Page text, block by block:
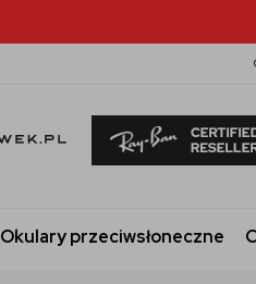
Okulary przeciwsłoneczne